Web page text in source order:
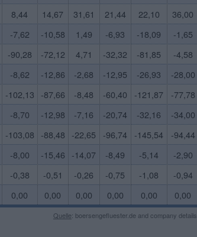
8,44 14,67 31,61 21,44 22,10 36,00
-7,62 -10,58 1,49 -6,93 -18,09 -1,65
-90,28 -72,12 4,71 -32,32 -81,85 -4,58
-8,62 -12,86 -2,68 -12,95 -26,93 -28,00
-102,13 -87,66 -8,48 -60,40 -121,87 -77,78
-8,70 -12,98 -7,16 -20,74 -32,16 -34,00
-103,08 -88,48 -22,65 -96,74 -145,54 -94,44
-8,00 -15,46 -14,07 -8,49 -5,14 -2,90
-0,38 -0,51 -0,26 -0,75 -1,08 -0,94
0,00 0,00 0,00 0,00 0,00 0,00
Quelle: boersengefluester.de and company details